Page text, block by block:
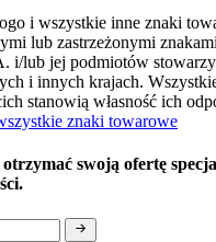
i wszystkie inne znaki
lub zastrzeżonymi
i/lub jej podmiotów
i innych krajach.
stanowią własność ich
znaki towarowe
swoją ofertę